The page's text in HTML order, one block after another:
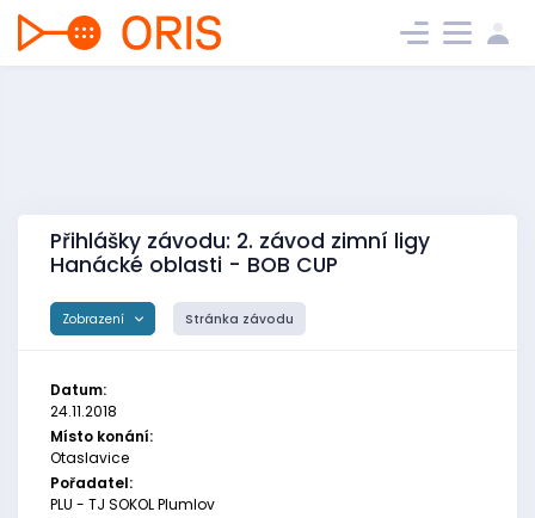
Přihlášky závodu: 2. závod zimní ligy
Hanácké oblasti - BOB CUP
Zobrazení Stránka závodu
Datum:
24.11.2018
Místo konání:
Otaslavice
Pořadatel:
PLU - TJ SOKOL Plumlov